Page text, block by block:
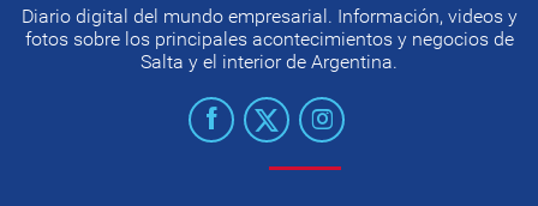
Diario digital del mundo empresarial. Información, videos y
fotos sobre los principales acontecimientos y negocios de
Salta y el interior de Argentina.